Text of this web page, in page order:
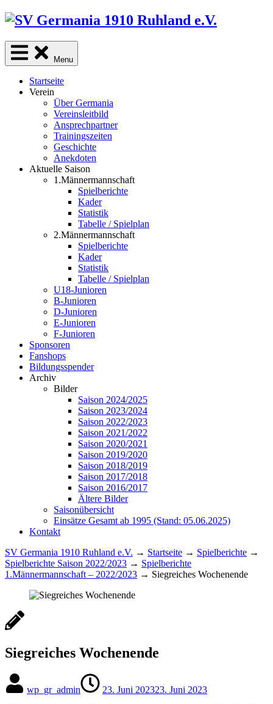
Skip
content
Menu
Startseite
Verein
Über Germania
Vereinsleitbild
Ansprechpartner
Trainingszeiten
Geschichte
Anekdoten
Aktuelle Saison
1.Männermannschaft
Spielberichte
Kader
Statistik
Tabelle / Spielplan
2.Männermannschaft
Spielberichte
Kader
Statistik
Tabelle / Spielplan
U18-Junioren
B-Junioren
D-Junioren
E-Junioren
F-Junioren
Sponsoren
Fanshops
Bildungsspender
Archiv
Bilder
Saison 2024/2025
Saison 2023/2024
Saison 2022/2023
Saison 2021/2022
Saison 2020/2021
Saison 2019/2020
Saison 2018/2019
Saison 2017/2018
Saison 2016/2017
Ältere Bilder
Saisonübersicht
Einsätze Gesamt ab 1995 (Stand: 05.06.2025)
Kontakt
SV Germania 1910 Ruhland e.V. → Startseite → Spielberichte →
Spielberichte Saison 2022/2023 → Spielberichte
1.Männermannschaft – 2022/2023 → Siegreiches Wochenende
Siegreiches Wochenende
wp_gr_admin 23. Juni 202323. Juni 2023